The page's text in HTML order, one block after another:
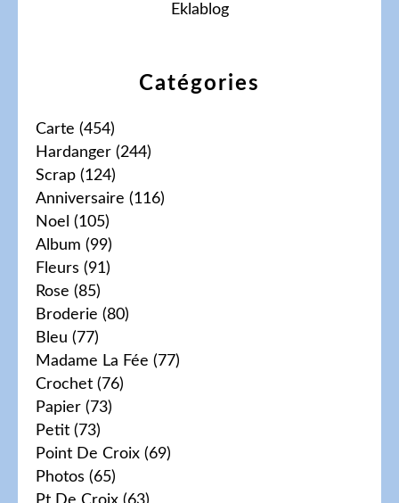
Catégories
Carte (454)
Hardanger (244)
Scrap (124)
Anniversaire (116)
Noel (105)
Album (99)
Fleurs (91)
Rose (85)
Broderie (80)
Bleu (77)
Madame La Fée (77)
Crochet (76)
Papier (73)
Petit (73)
Point De Croix (69)
Photos (65)
Eklablog